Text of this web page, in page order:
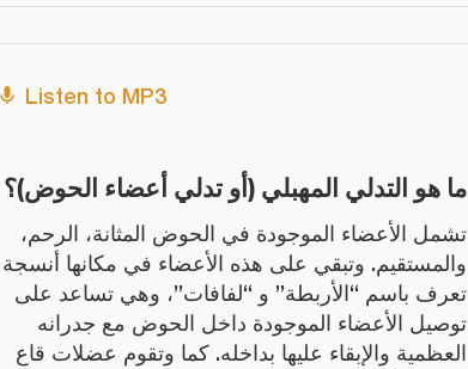
Listen to MP3
ما هو التدلي المهبلي (أو تدلي أعضاء الحوض)؟
تشمل الأعضاء الموجودة في الحوض المثانة، الرحم،
والمستقيم. وتبقي على هذه الأعضاء في مكانها أنسجة
تعرف باسم “الأربطة” و “لفافات”، وهي تساعد على
توصيل الأعضاء الموجودة داخل الحوض مع جدرانه
العظمية والإبقاء عليها بداخله. كما وتقوم عضلات قاع